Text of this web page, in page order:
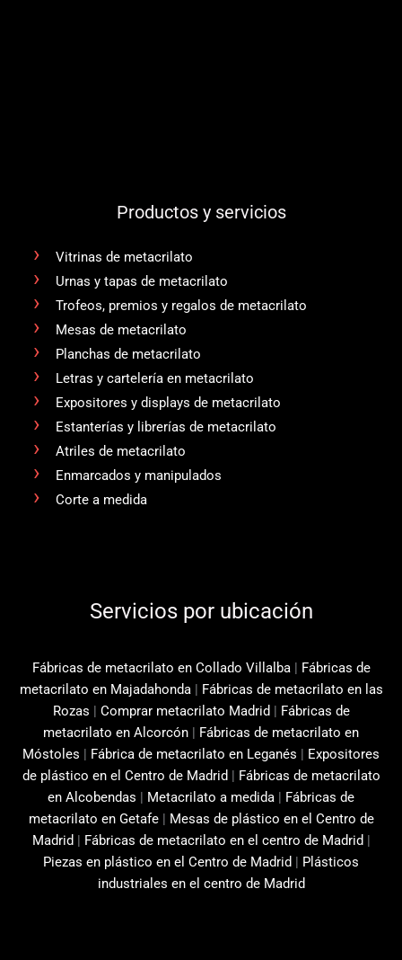
Productos y servicios
Vitrinas de metacrilato
Urnas y tapas de metacrilato
Trofeos, premios y regalos de metacrilato
Mesas de metacrilato
Planchas de metacrilato
Letras y cartelería en metacrilato
Expositores y displays de metacrilato
Estanterías y librerías de metacrilato
Atriles de metacrilato
Enmarcados y manipulados
Corte a medida
Servicios por ubicación
Fábricas de metacrilato en Collado Villalba| Fábricas de
metacrilato en Majadahonda| Fábricas de metacrilato en las
Rozas | Comprar metacrilato Madrid | Fábricas de
metacrilato en Alcorcón | Fábricas de metacrilato en
Móstoles | Fábrica de metacrilato en Leganés | Expositores
de plástico en el Centro de Madrid | Fábricas de metacrilato
en Alcobendas | Metacrilato a medida | Fábricas de
metacrilato en Getafe| Mesas de plástico en el Centro de
Madrid | Fábricas de metacrilato en el centro de Madrid |
Piezas en plástico en el Centro de Madrid | Plásticos
industriales en el centro de Madrid